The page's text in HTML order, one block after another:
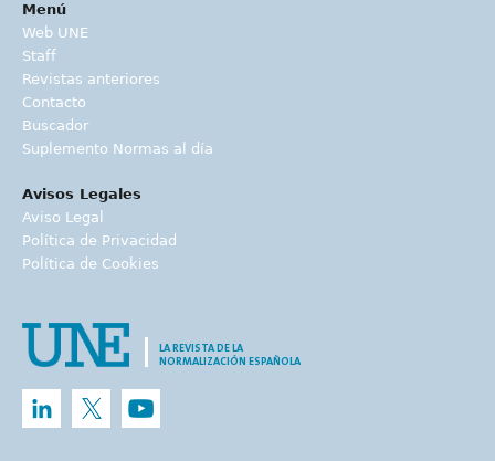
Menú
Web UNE
Staff
Revistas anteriores
Contacto
Buscador
Suplemento Normas al día
Avisos Legales
Aviso Legal
Política de Privacidad
Política de Cookies
LA REVISTA DE LA
NORMALIZACIÓN ESPAÑOLA